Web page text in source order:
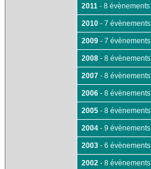
2011- 8 évènements
2010- 7 évènements
2009- 7 évènements
2008- 8 évènements
2007- 8 évènements
2006- 8 évènements
2005- 8 évènements
2004- 9 évènements
2003- 6 évènements
2002- 8 évènements